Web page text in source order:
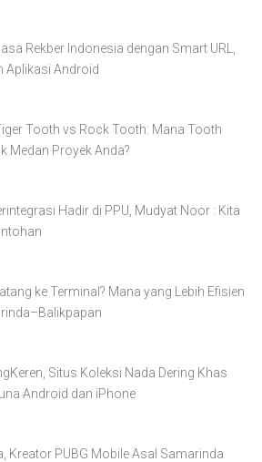
Rekber Indonesia dengan Smart URL,
Aplikasi Android
Tooth vs Rock Tooth: Mana Tooth
Medan Proyek Anda?
Hadir di PPU, Mudyat Noor : Kita
ke Terminal? Mana yang Lebih Efisien
Situs Koleksi Nada Dering Khas
Android dan iPhone
Kreator PUBG Mobile Asal Samarinda